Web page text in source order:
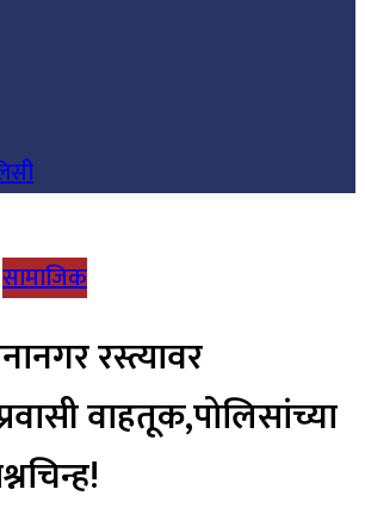
सामाजिक
रस्त्यावर
वाहतूक,पोलिसांच्या